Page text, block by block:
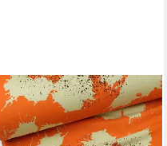
LARISSASTOFFE
Stoff French Terry,
Sweatstoff Splash Sprenkel